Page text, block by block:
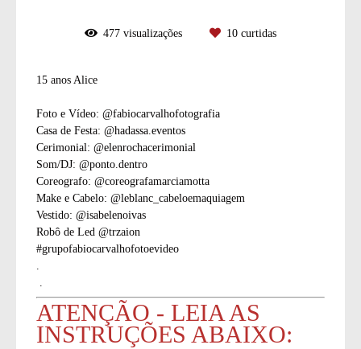
477 visualizações 10 curtidas
15 anos Alice
Foto e Vídeo: @fabiocarvalhofotografia
Casa de Festa: @hadassa.eventos
Cerimonial: @elenrochacerimonial
Som/DJ: @ponto.dentro
Coreografo: @coreografamarciamotta
Make e Cabelo: @leblanc_cabeloemaquiagem
Vestido: @isabelenoivas
Robô de Led @trzaion
#grupofabiocarvalhofotoevideo
.
.
ATENÇÃO - LEIA AS
INSTRUÇÕES ABAIXO: